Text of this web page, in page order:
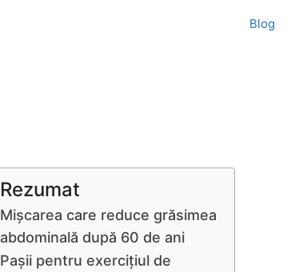
Blog
Rezumat
Mișcarea care reduce grăsimea
abdominală după 60 de ani
Pașii pentru exercițiul de